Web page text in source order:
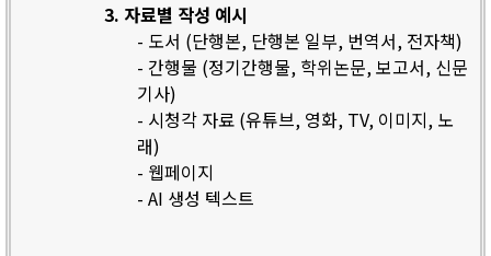
3. 자료별 작성 예시
- 도서 (단행본, 단행본 일부, 번역서, 전자책)
- 간행물 (정기간행물, 학위논문, 보고서, 신문
기사)
- 시청각 자료 (유튜브, 영화, TV, 이미지, 노
래)
- 웹페이지
- AI 생성 텍스트